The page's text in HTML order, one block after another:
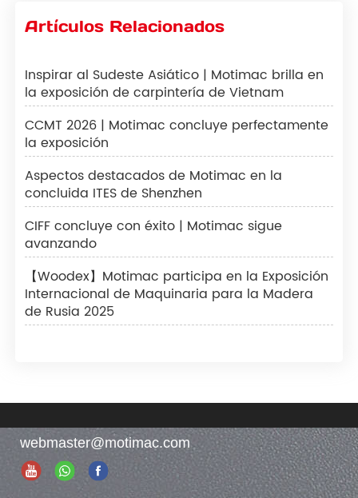
adecuada para su proyecto y lograr resultados
impecables. Invierta en equipos de calidad como
lograr una productividad y una calidad de
producto óptimas.
Artículos Relacionados
Inspirar al Sudeste Asiático | Motimac brilla en
la exposición de carpintería de Vietnam
CCMT 2026 | Motimac concluye perfectamente
la exposición
Aspectos destacados de Motimac en la
concluida ITES de Shenzhen
CIFF concluye con éxito | Motimac sigue
avanzando
【Woodex】Motimac participa en la Exposición
Internacional de Maquinaria para la Madera
de Rusia 2025
webmaster@motimac.com